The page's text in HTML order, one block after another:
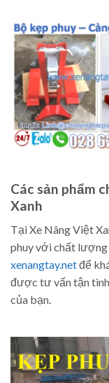
Các sản phẩm
Xanh
Tại Xe Nâng Việt
phuy với chất lượng
xenangtay.netđể
được tư vấn tận
của bạn.